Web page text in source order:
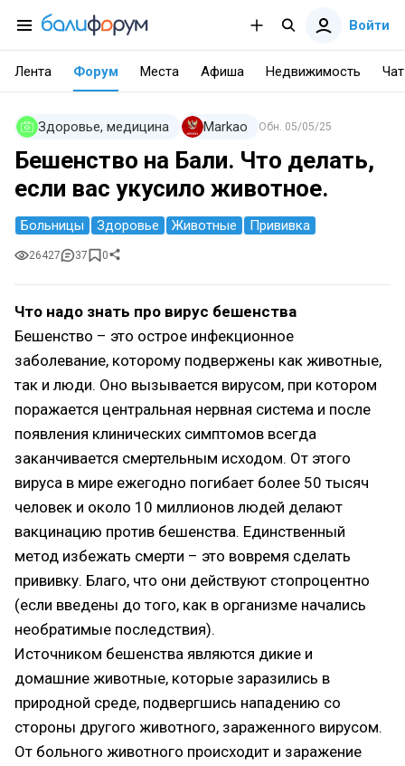
Войти
Лента Форум Места Афиша Недвижимость Чат
Здоровье, медицина Markao Обн. 05/05/25
Бешенство на Бали. Что делать,
если вас укусило животное.
Больницы Здоровье Животные Прививка
26427 37 0
Что надо знать про вирус бешенства
Бешенство – это острое инфекционное
заболевание, которому подвержены как животные,
так и люди. Оно вызывается вирусом, при котором
поражается центральная нервная система и после
появления клинических симптомов всегда
заканчивается смертельным исходом. От этого
вируса в мире ежегодно погибает более 50 тысяч
человек и около 10 миллионов людей делают
вакцинацию против бешенства. Единственный
метод избежать смерти – это вовремя сделать
прививку. Благо, что они действуют стопроцентно
(если введены до того, как в организме начались
необратимые последствия).
Источником бешенства являются дикие и
домашние животные, которые заразились в
природной среде, подвергшись нападению со
стороны другого животного, зараженного вирусом.
От больного животного происходит и заражение